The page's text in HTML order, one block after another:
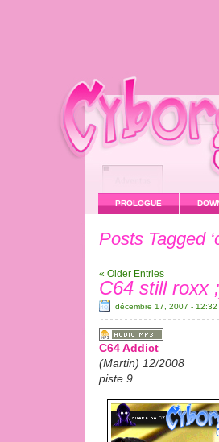
PROLOGUE
Posts Tagged
« Older Entries
C64 still roxx
décembre 17, 2007 - 12:32
C64 Addict
(Martin) 12/2008
piste 9